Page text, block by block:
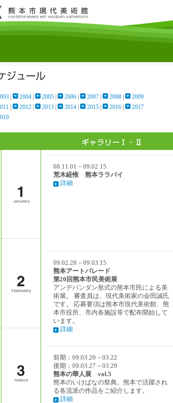
2004 2005 2006 2007 2008
2009
2012 2013 2014 2015 2016
2017
08.11.01－09.02.15
荒木経惟 熊本ララバイ
詳細
09.02.28－09.03.15
熊本アートパレード
第20回熊本市民美術展
アンデパンダン形式の熊本市民による美
術展。 審査員は、現代美術家の会田誠氏
です。 応募要項は熊本市現代美術館、熊
本市役所、市内各施設等で配布開始して
います。
詳細
前期：09.03.20－03.22
後期：09.03.27－03.29
熊本の華人展 vol.5
熊本のいけばなの祭典。熊本で活躍され
る各流派の作品をご紹介します。
詳細